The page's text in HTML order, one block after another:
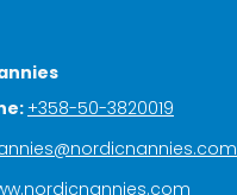
+358-50-3820019